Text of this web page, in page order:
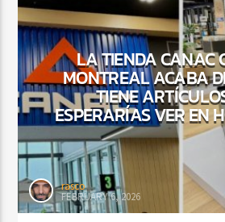
LA TIENDA CANAC
MONTREAL ACABA
TIENE
ESPERARÍAS VER EN
rasco
FEBRUARY 6, 2026